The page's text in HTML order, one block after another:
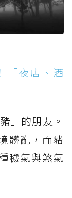
「夜店、酒
」的朋友。
髒亂，而豬
穢氣與煞氣